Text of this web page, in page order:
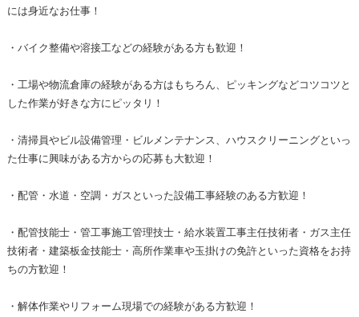
には身近なお仕事！
・バイク整備や溶接工などの経験がある方も歓迎！
・工場や物流倉庫の経験がある方はもちろん、ピッキングなどコツコツと
した作業が好きな方にピッタリ！
・清掃員やビル設備管理・ビルメンテナンス、ハウスクリーニングといっ
た仕事に興味がある方からの応募も大歓迎！
・配管・水道・空調・ガスといった設備工事経験のある方歓迎！
・配管技能士・管工事施工管理技士・給水装置工事主任技術者・ガス主任
技術者・建築板金技能士・高所作業車や玉掛けの免許といった資格をお持
ちの方歓迎！
・解体作業やリフォーム現場での経験がある方歓迎！